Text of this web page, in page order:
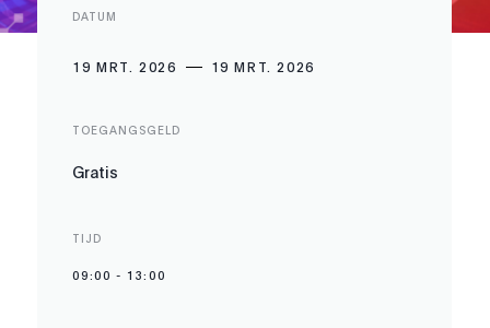
DATUM
19 MRT. 2026 19 MRT. 2026
TOEGANGSGELD
Gratis
TIJD
09:00 - 13:00